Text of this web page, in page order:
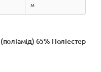
м
65% Поліестер